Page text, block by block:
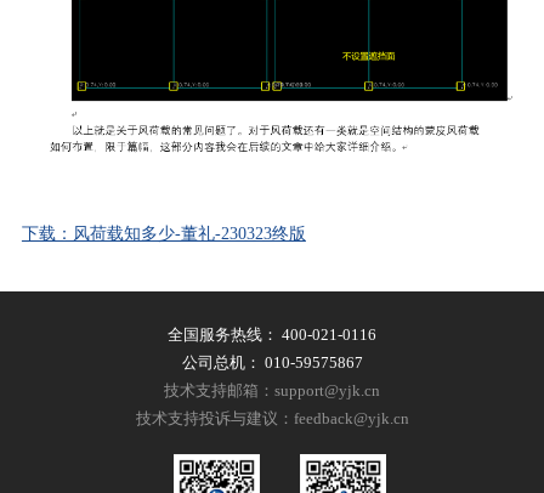
下载：风荷载知多少-董礼-230323终版
全国服务热线： 400-021-0116
公司总机： 010-59575867
技术支持邮箱：support@yjk.cn
技术支持投诉与建议：feedback@yjk.cn